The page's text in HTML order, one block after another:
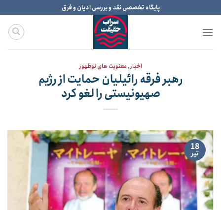
to
content
پایگاه تخصصی نقد و بررسی ادیان و فرق
اخبار,معنویت های نوظهور
رهبر فرقه رائیلیان حمایت از رژیم
صهیونیستی را لغو کرد
18
تیر